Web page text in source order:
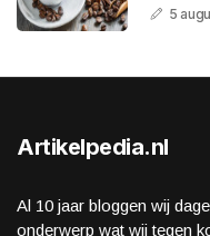
5
Artikelpedia.nl
Al 10 jaar bloggen wij
onderwerp wat wij tegen